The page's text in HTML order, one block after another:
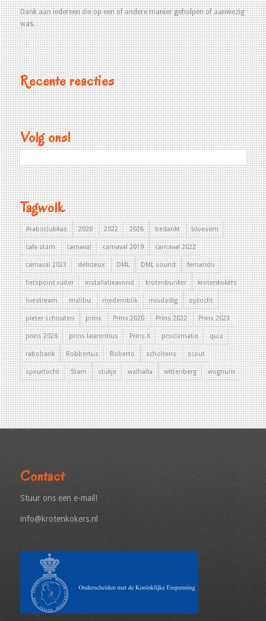
Dank aan iedereen die op een of andere manier geholpen of aanwezig
was.
Recente reacties
Volg ons!
Tagwolk
#raboclubkas 2020 2022 2026 bedankt bloesem
cafe stam carnaval carnaval 2019 carnaval 2022
carnaval 2023 delicieux DML DML sound fernando
fietspoint ruiter installatieavond krotenbunker krotenkokers
livestream malibu medemblik misdadig optocht
pieter schouten prins Prins 2020 Prins 2022 Prins 2023
prins 2026 prins laurentius Prins X proclamatie quiz
rabobank Robbertus Roberto scholtens scout
speurtocht Stam stukje walhalla wittenberg wognum
Contact
Stuur ons een e-mail!
info@krotenkokers.nl